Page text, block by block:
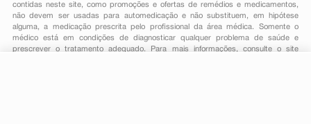
contidas neste site, como promoções e ofertas de remédios e medicamentos,
não devem ser usadas para automedicação e não substituem, em hipótese
alguma, a medicação prescrita pelo profissional da área médica. Somente o
médico está em condições de diagnosticar qualquer problema de saúde e
prescrever o tratamento adequado. Para mais informações, consulte o site